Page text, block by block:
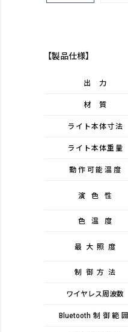
【製品仕様】
出力
材質
ライト本体寸法
ライト本体重量
動作可能温度
演色性
色温度
最大照度
制御方法
ワイヤレス周波数
Bluetooth制御範囲